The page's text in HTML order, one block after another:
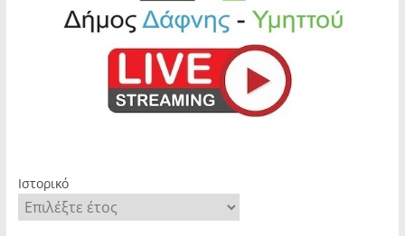
Ιστορικό